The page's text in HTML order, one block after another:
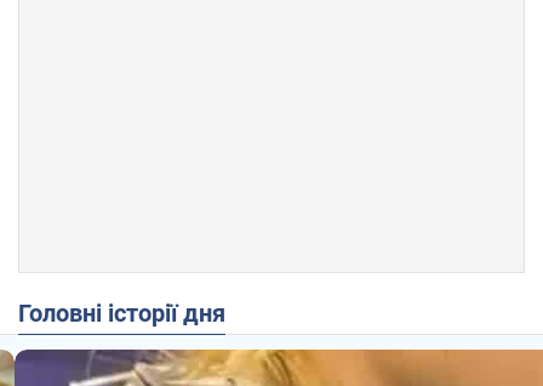
Головні історії дня